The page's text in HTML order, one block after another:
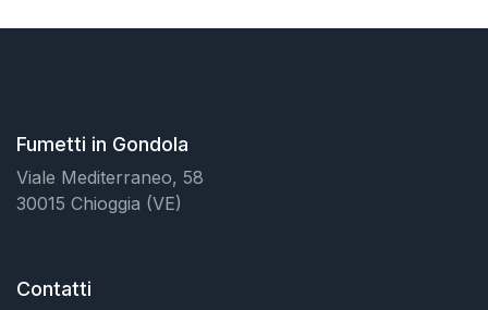
Fumetti in Gondola
Viale Mediterraneo, 58
30015 Chioggia (VE)
Contatti